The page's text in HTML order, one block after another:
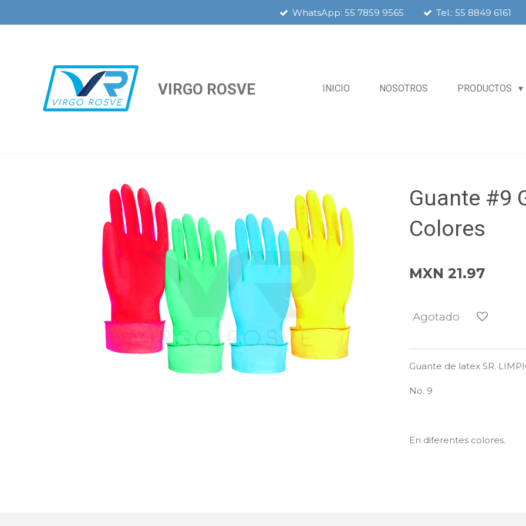
WhatsApp: 55 7859 9565 Tel.: 55 8849 6161
VIRGO ROSVE INICIO NOSOTROS PRODUCTOS
Guante #9
Colores
MXN 21.97
Agotado
Guante de latex SR.
No. 9
En diferentes colores.